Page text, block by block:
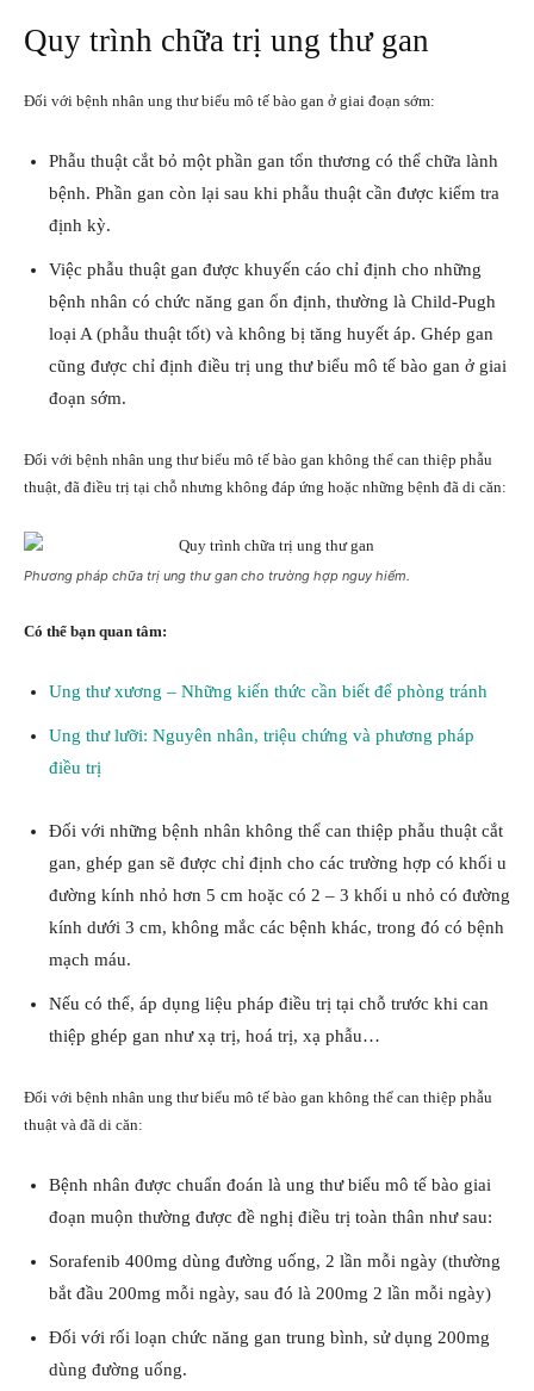
Quy trình chữa trị ung thư gan
Đối với bệnh nhân ung thư biểu mô tế bào gan ở giai đoạn sớm:
Phẫu thuật cắt bỏ một phần gan tổn thương có thể chữa lành
bệnh. Phần gan còn lại sau khi phẫu thuật cần được kiểm tra
định kỳ.
Việc phẫu thuật gan được khuyến cáo chỉ định cho những
bệnh nhân có chức năng gan ổn định, thường là Child-Pugh
loại A (phẫu thuật tốt) và không bị tăng huyết áp. Ghép gan
cũng được chỉ định điều trị ung thư biểu mô tế bào gan ở giai
đoạn sớm.
Đối với bệnh nhân ung thư biểu mô tế bào gan không thể can thiệp phẫu
thuật, đã điều trị tại chỗ nhưng không đáp ứng hoặc những bệnh đã di căn:
Phương pháp chữa trị ung thư gan cho trường hợp nguy hiểm.
Có thể bạn quan tâm:
Ung thư xương – Những kiến thức cần biết để phòng tránh
Ung thư lưỡi: Nguyên nhân, triệu chứng và phương pháp
điều trị
Đối với những bệnh nhân không thể can thiệp phẫu thuật cắt
gan, ghép gan sẽ được chỉ định cho các trường hợp có khối u
đường kính nhỏ hơn 5 cm hoặc có 2 – 3 khối u nhỏ có đường
kính dưới 3 cm, không mắc các bệnh khác, trong đó có bệnh
mạch máu.
Nếu có thể, áp dụng liệu pháp điều trị tại chỗ trước khi can
thiệp ghép gan như xạ trị, hoá trị, xạ phẫu…
Đối với bệnh nhân ung thư biểu mô tế bào gan không thể can thiệp phẫu
thuật và đã di căn:
Bệnh nhân được chuẩn đoán là ung thư biểu mô tế bào giai
đoạn muộn thường được đề nghị điều trị toàn thân như sau:
Sorafenib 400mg dùng đường uống, 2 lần mỗi ngày (thường
bắt đầu 200mg mỗi ngày, sau đó là 200mg 2 lần mỗi ngày)
Đối với rối loạn chức năng gan trung bình, sử dụng 200mg
dùng đường uống.